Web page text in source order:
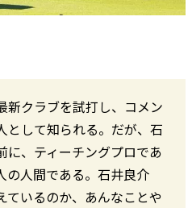
新クラブを試打し、コメン
として知られる。だが、石
に、ティーチングプロであ
の人間である。石井良介
ているのか、あんなことや